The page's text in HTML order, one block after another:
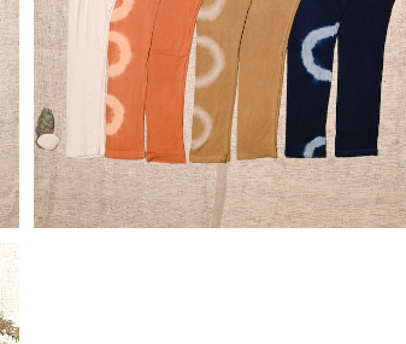
【天然素材•草木染め】Kids バンブー レギン
¥8,580